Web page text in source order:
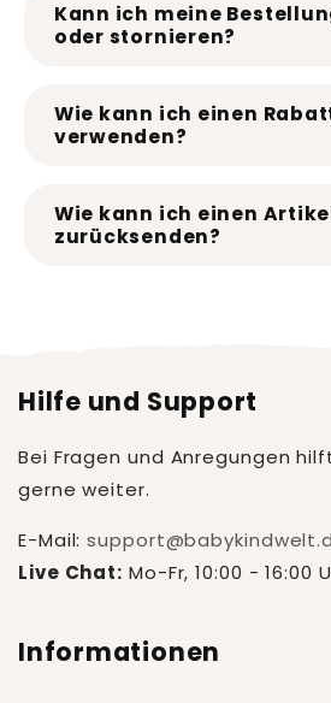
Kann ich meine
oder stornieren?
Wie kann ich einen
verwenden?
Wie kann ich einen
zurücksenden?
Hilfe und Support
Bei Fragen und Anregungen
gerne weiter.
E-Mail:
Live Chat: Mo-Fr, 10:00 - 16:00
Informationen